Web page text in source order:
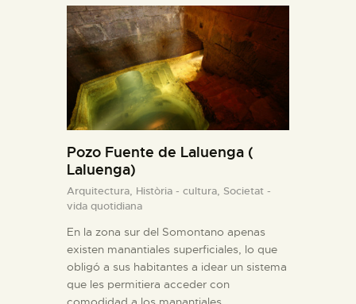
Pozo Fuente de Laluenga (
Laluenga)
Arquitectura, Història - cultura, Societat -
vida quotidiana
En la zona sur del Somontano apenas
existen manantiales superficiales, lo que
obligó a sus habitantes a idear un sistema
que les permitiera acceder con